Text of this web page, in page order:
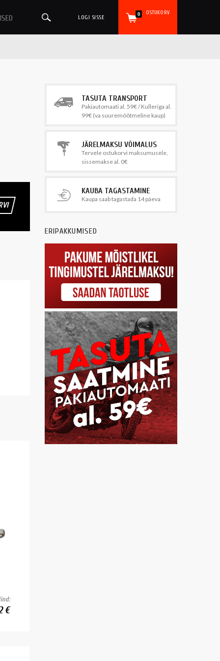
OSTUKORV
0
LOGI SISSE
TASUTA TRANSPORT
Pakiautomaati al. 59€ / Kulleriga al.
99€ (va suuremõõtmeline kaup)
JÄRELMAKSU VÕIMALUS
Tervele ostukorvi maksumusele,
sissemakse al. 0€
KAUBA TAGASTAMINE
Kaupa saab tagastada 14 päeva
ERIPAKKUMISED
€